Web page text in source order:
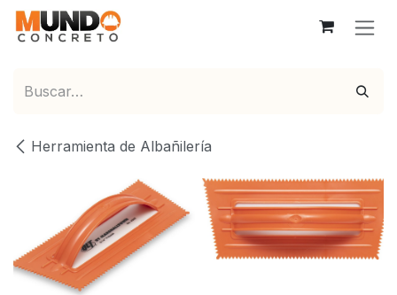
Ir al contenido
Herramienta de Albañilería